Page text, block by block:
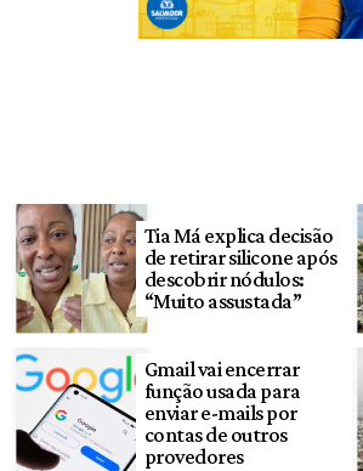
Tia Má explica decisão
de retirar silicone após
descobrir nódulos:
“Muito assustada”
Gmail vai encerrar
função usada para
enviar e-mails por
contas de outros
provedores